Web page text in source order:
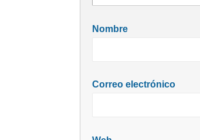
Nombre
Correo electrónico